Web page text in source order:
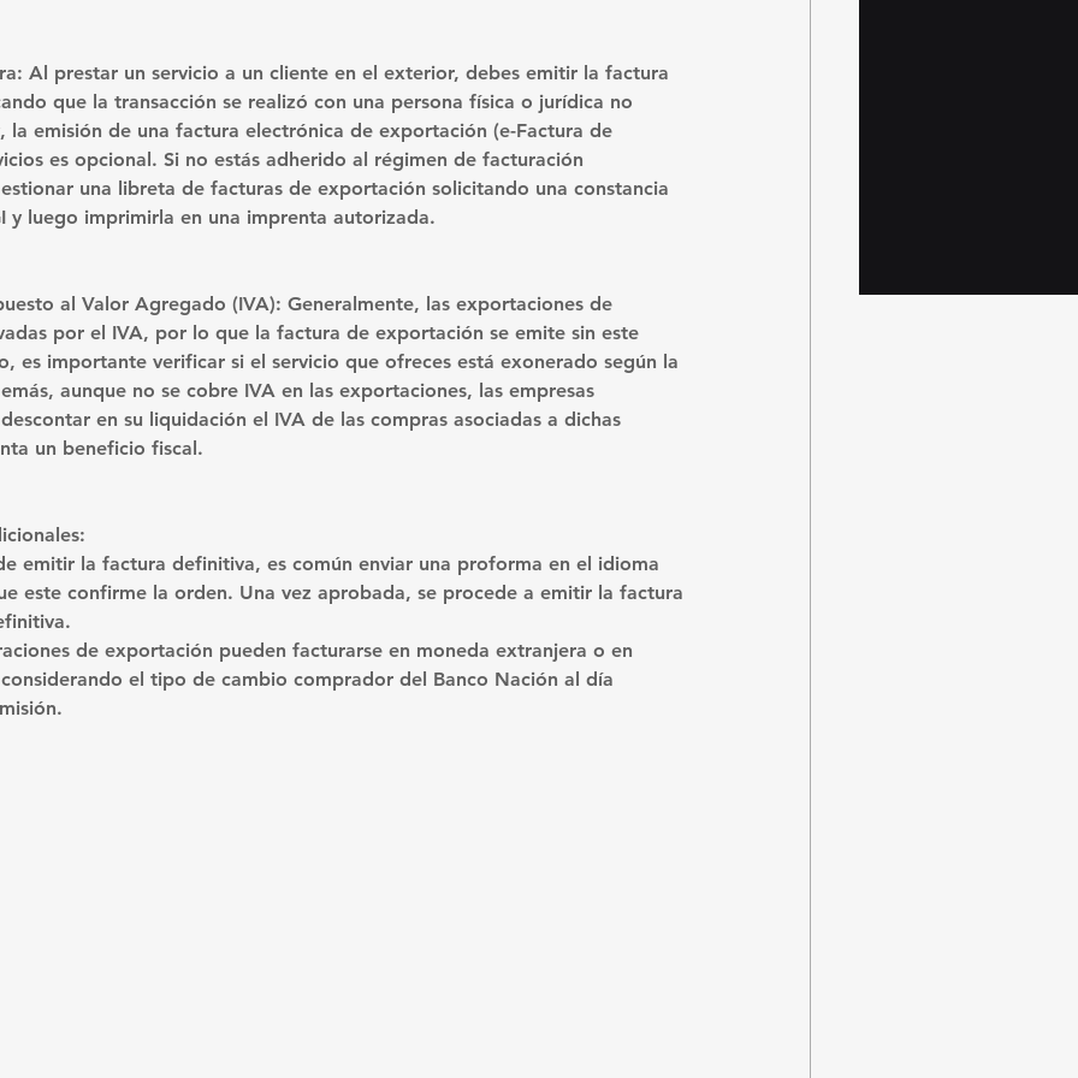
Al prestar un servicio a un cliente en el exterior, debes emitir la factura
que la transacción se realizó con una persona física o jurídica no
la emisión de una factura electrónica de exportación (e-Factura de
es opcional. Si no estás adherido al régimen de facturación
una libreta de facturas de exportación solicitando una constancia
y luego imprimirla en una imprenta autorizada.
al Valor Agregado (IVA): Generalmente, las exportaciones de
por el IVA, por lo que la factura de exportación se emite sin este
es importante verificar si el servicio que ofreces está exonerado según la
aunque no se cobre IVA en las exportaciones, las empresas
en su liquidación el IVA de las compras asociadas a dichas
un beneficio fiscal.
emitir la factura definitiva, es común enviar una proforma en el idioma
este confirme la orden. Una vez aprobada, se procede a emitir la factura
de exportación pueden facturarse en moneda extranjera o en
el tipo de cambio comprador del Banco Nación al día